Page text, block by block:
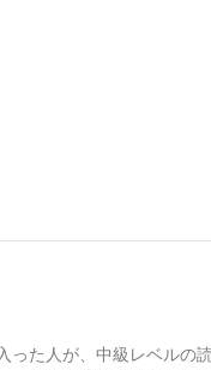
た人が、中級レベル